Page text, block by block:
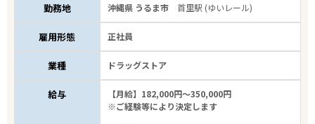
業界経験者優遇
フリーワード
勤務地 沖縄県 うるま市 首里駅 (ゆいレール)
雇用形態 正社員
業種 ドラッグストア
給与
【月給】182,000円～350,000円
※ご経験等により決定します